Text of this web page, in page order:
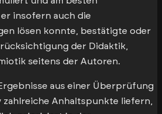
insofern auch die
lösen konnte, bestätigte oder
der Didaktik,
seitens der Autoren.
aus einer Überprüfung
Anhaltspunkte liefern,